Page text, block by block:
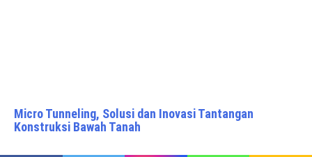
Micro Tunneling, Solusi dan Inovasi Tantangan
Konstruksi Bawah Tanah